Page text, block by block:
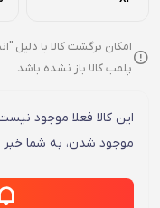
امکان برگشت کالا با دلیل
پلمب کالا باز نشده باشد.
این کالا فعلا موجود
موجود شدن، به شما